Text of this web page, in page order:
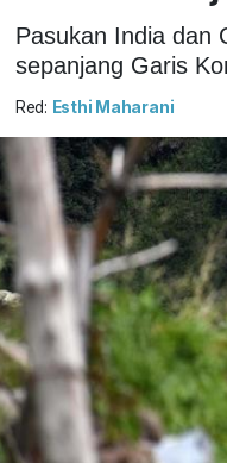
Pasukan India dan
sepanjang Garis
Red: Esthi Maharani